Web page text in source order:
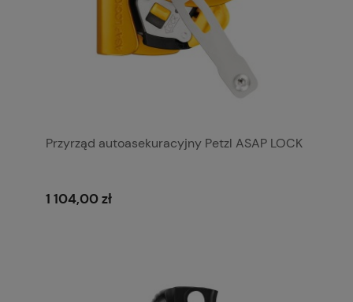
Przyrząd autoasekuracyjny Petzl ASAP LOCK
1 104,00 zł